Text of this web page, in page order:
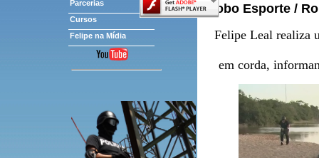
Parcerias
Cursos
Felipe na Mídia
Globo Esporte /
Felipe Leal realiza
em corda,